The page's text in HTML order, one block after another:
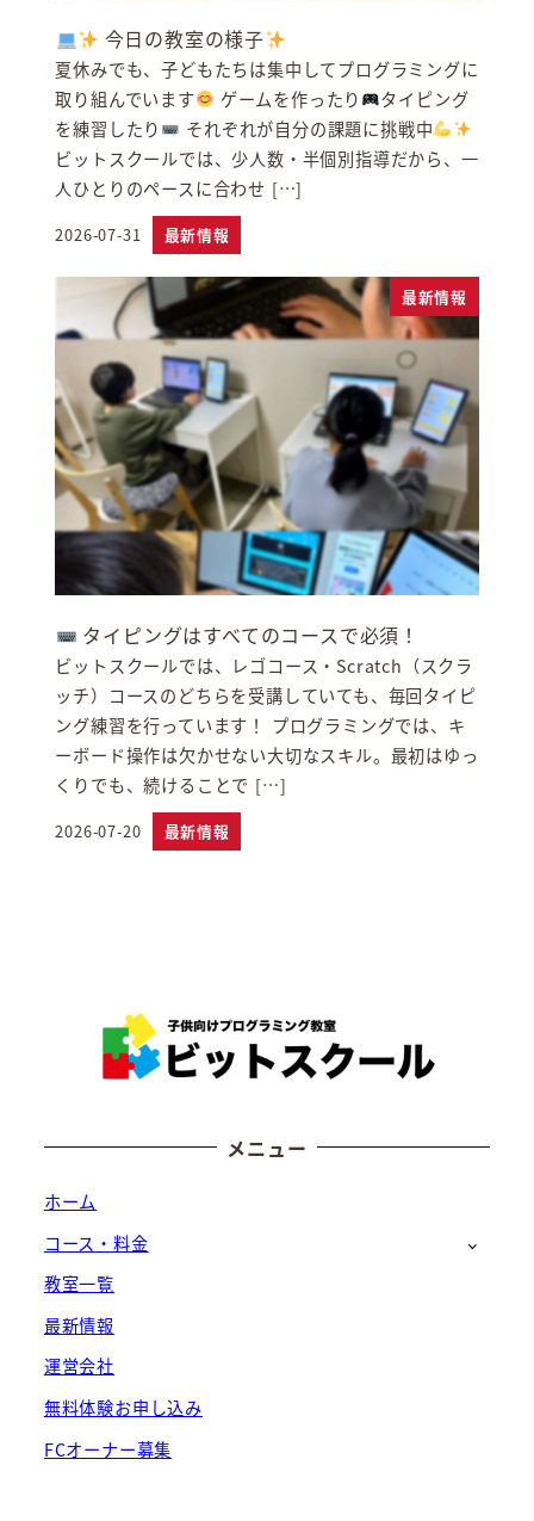
今日の教室の様子
夏休みでも、子どもたちは集中してプログラミングに
取り組んでいます
ゲームを作ったり
タイピング
を練習したり
それぞれが自分の課題に挑戦中
ビットスクールでは、少人数・半個別指導だから、一
人ひとりのペースに合わせ […]
投稿日
2026-07-31 最新情報
最新情報
タイピングはすべてのコースで必須！
ビットスクールでは、レゴコース・Scratch（スクラ
ッチ）コースのどちらを受講していても、毎回タイピ
ング練習を行っています！ プログラミングでは、キ
ーボード操作は欠かせない大切なスキル。最初はゆっ
くりでも、続けることで […]
投稿日
2026-07-20 最新情報
メニュー
ホーム
コース・料金
教室一覧
最新情報
運営会社
無料体験お申し込み
FCオーナー募集